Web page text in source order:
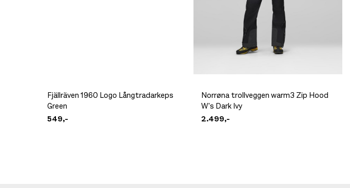
Fjällräven 1960 Logo Långtradarkeps
Green
549,-
Norrøna trollveggen warm3 Zip Hood
W's Dark Ivy
2.499,-